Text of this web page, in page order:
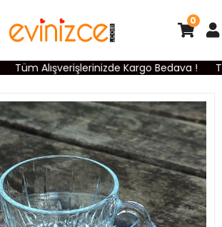
Tüm Alışverişlerinizde Kargo Bedava !
0